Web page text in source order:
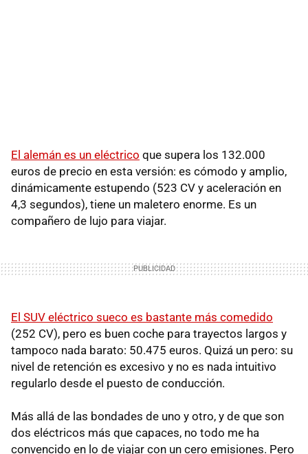
El alemán es un eléctrico que supera los 132.000
euros de precio en esta versión: es cómodo y amplio,
dinámicamente estupendo (523 CV y aceleración en
4,3 segundos), tiene un maletero enorme. Es un
compañero de lujo para viajar.
El SUV eléctrico sueco es bastante más comedido
(252 CV), pero es buen coche para trayectos largos y
tampoco nada barato: 50.475 euros. Quizá un pero: su
nivel de retención es excesivo y no es nada intuitivo
regularlo desde el puesto de conducción.
Más allá de las bondades de uno y otro, y de que son
dos eléctricos más que capaces, no todo me ha
convencido en lo de viajar con un cero emisiones. Pero